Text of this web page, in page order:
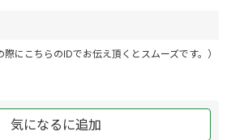
にこちらのIDでお伝え頂くとスムーズです。）
気になるに追加